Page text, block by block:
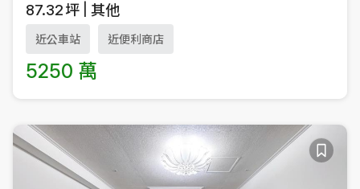
87.32坪 其他
近公車站 近便利商店
5250 萬